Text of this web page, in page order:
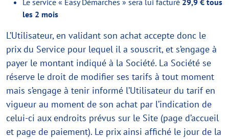
les 2 mois
L’Utilisateur, en validant son achat accepte donc le
prix du Service pour lequel il a souscrit, et s’engage à
payer le montant indiqué à la Société. La Société se
réserve le droit de modifier ses tarifs à tout moment
mais s’engage à tenir informé l’Utilisateur du tarif en
vigueur au moment de son achat par l’indication de
celui-ci aux endroits prévus sur le Site (page d’accueil
et page de paiement). Le prix ainsi affiché le jour de la